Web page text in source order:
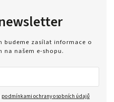
budeme zasílat informace o
na našem e-shopu.
podmínkami ochrany osobních údajů